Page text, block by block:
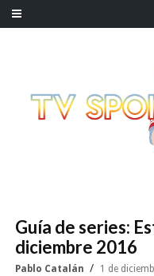
Guía de series:
diciembre 2016
Pablo Catalán 1 de